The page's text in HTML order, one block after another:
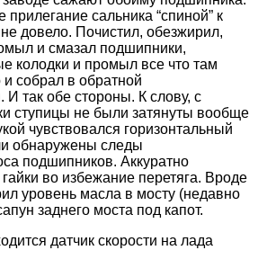
сальника “спиной” к
довело. Почистил, обезжирил,
и смазал подшипники,
колодки и промыл все что там
собрал в обратной
И так обе стороны. К слову, с
ступицы не были затянуты вообще
чувствовался горизонтальный
обнаружены следы
подшипников. Аккуратно
во избежание перетяга. Вроде
уровень масла в мосту (недавно
заднего моста под капот.
датчик скорости на лада